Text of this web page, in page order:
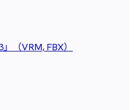
（VRM, FBX）